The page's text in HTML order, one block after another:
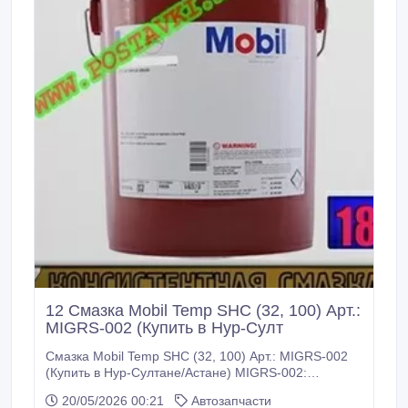
12 Смазка Mobil Temp SHC (32, 100) Арт.:
MIGRS-002 (Купить в Нур-Султ
Смазка Mobil Temp SHC (32, 100) Арт.: MIGRS-002
(Купить в Нур-Султане/Астане) MIGRS-002:
20/05/2026 00:21
Автозапчасти